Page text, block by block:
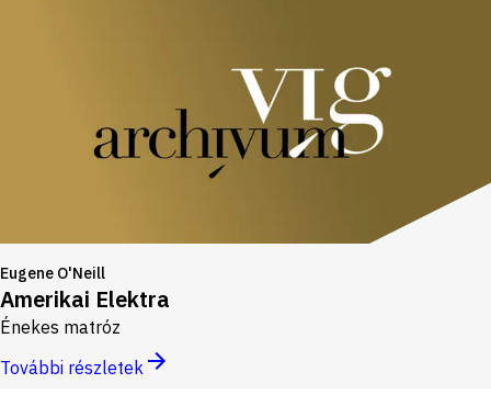
Eugene O'Neill
Amerikai Elektra
Énekes matróz
További részletek